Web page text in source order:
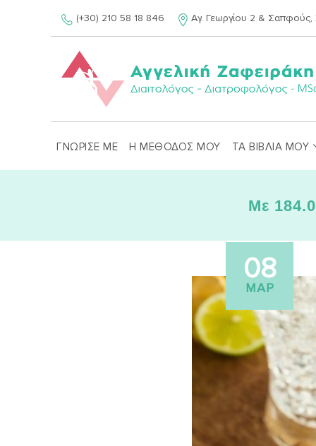
(+30) 210 58 18 846 Αγ. Γεωργίου 2 & Σαπφούς,
ΓΝΩΡΙΣΕ ΜΕ Η ΜΕΘΟΔΟΣ ΜΟΥ ΤΑ ΒΙΒΛΙΑ ΜΟΥ
Με
08
ΜΑΡ